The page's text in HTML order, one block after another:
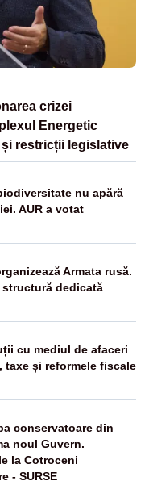
crizei
Energetic
restricții legislative
nu apără
AUR a votat
Armata rusă.
dedicată
cu mediul de afaceri
taxe și reformele fiscale
conservatoare din
noul Guvern.
la Cotroceni
- SURSE